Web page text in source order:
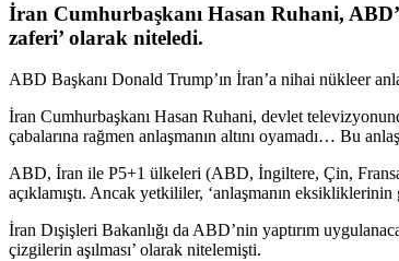
İran Cumhurbaşkanı Hasan Ruhani,
zaferi’ olarak niteledi.
ABD Başkanı Donald Trump’ın İran’a nihai nükleer
İran Cumhurbaşkanı Hasan Ruhani, devlet
çabalarına rağmen anlaşmanın altını oyamadı… Bu
ABD, İran ile P5+1 ülkeleri (ABD, İngiltere, Çin, Fransa,
açıklamıştı. Ancak yetkililer, ‘anlaşmanın
İran Dışişleri Bakanlığı da ABD’nin yaptırım
çizgilerin aşılması’ olarak nitelemişti.